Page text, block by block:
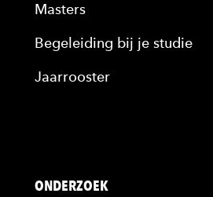
Masters
Begeleiding bij je studie
Jaarrooster
ONDERZOEK